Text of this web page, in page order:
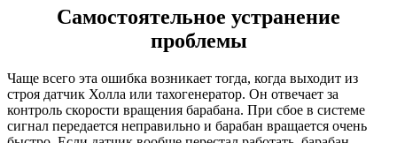
Самостоятельное устранение
проблемы
Чаще всего эта ошибка возникает тогда, когда выходит из
строя датчик Холла или тахогенератор. Он отвечает за
контроль скорости вращения барабана. При сбое в системе
сигнал передается неправильно и барабан вращается очень